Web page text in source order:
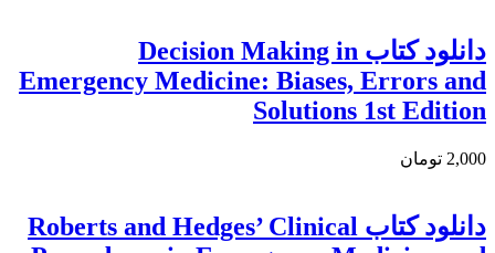
دانلود كتاب Decision Making in
Emergency Medicine: Biases, Errors and
Solutions 1st Edition
2,000 تومان
دانلود کتاب Roberts and Hedges’ Clinical